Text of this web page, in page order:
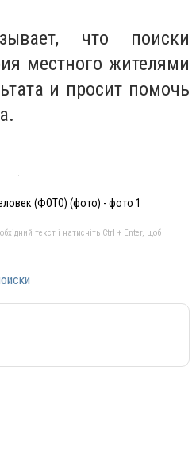
что поиски
местного жителями
и просит помочь
(ФОТО) (фото) - фото 1
текст і натисніть Ctrl + Enter, щоб